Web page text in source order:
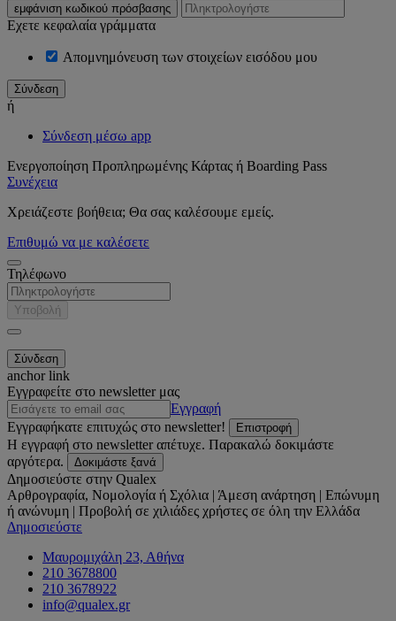
εμφάνιση κωδικού πρόσβασης
Εχετε κεφαλαία γράμματα
Απομνημόνευση των στοιχείων εισόδου μου
ή
Σύνδεση μέσω app
Ενεργοποίηση Προπληρωμένης Κάρτας ή Boarding Pass
Συνέχεια
Χρειάζεστε βοήθεια; Θα σας καλέσουμε εμείς.
Επιθυμώ να με καλέσετε
Τηλέφωνο
Υποβολή
anchor link
Εγγραφείτε στο newsletter μας
Εγγραφή
Εγγραφήκατε επιτυχώς στο newsletter!
Επιστροφή
Η εγγραφή στο newsletter απέτυχε. Παρακαλώ δοκιμάστε
αργότερα.
Δοκιμάστε ξανά
Δημοσιεύστε στην Qualex
Αρθρογραφία, Νομολογία ή Σχόλια | Άμεση ανάρτηση | Επώνυμη
ή ανώνυμη | Προβολή σε χιλιάδες χρήστες σε όλη την Ελλάδα
Δημοσιεύστε
Μαυρομιχάλη 23, Αθήνα
210 3678800
210 3678922
info@qualex.gr